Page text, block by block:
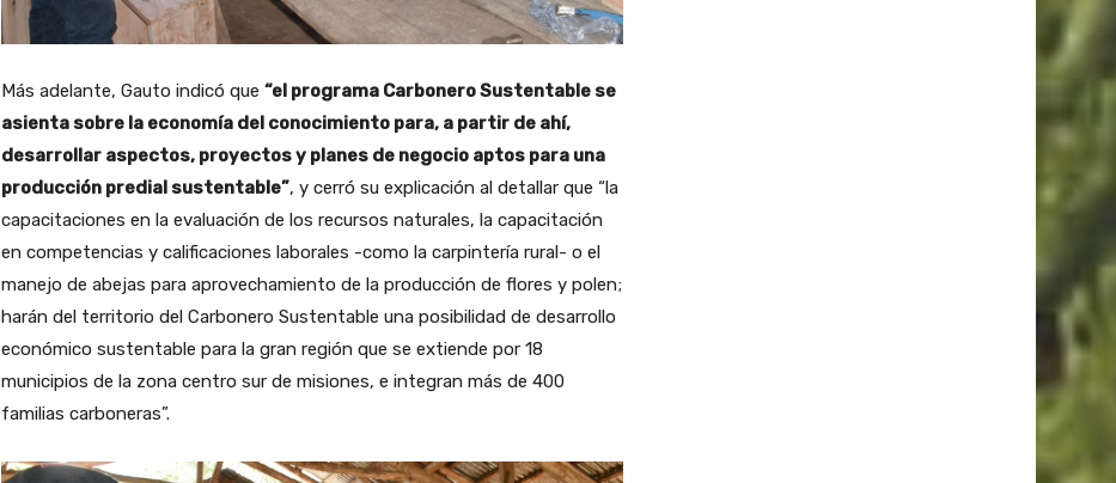
Más adelante, Gauto indicó que “el programa Carbonero Sustentable se
asienta sobre la economía del conocimiento para, a partir de ahí,
desarrollar aspectos, proyectos y planes de negocio aptos para una
producción predial sustentable”, y cerró su explicación al detallar que “la
capacitaciones en la evaluación de los recursos naturales, la capacitación
en competencias y calificaciones laborales -como la carpintería rural- o el
manejo de abejas para aprovechamiento de la producción de flores y polen;
harán del territorio del Carbonero Sustentable una posibilidad de desarrollo
económico sustentable para la gran región que se extiende por 18
municipios de la zona centro sur de misiones, e integran más de 400
familias carboneras”.